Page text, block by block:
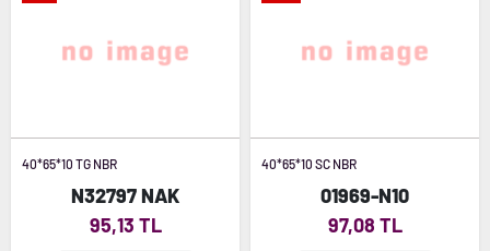
40*65*10 TG NBR
N32797 NAK
95,13 TL
40*65*10 SC NBR
01969-N10
97,08 TL